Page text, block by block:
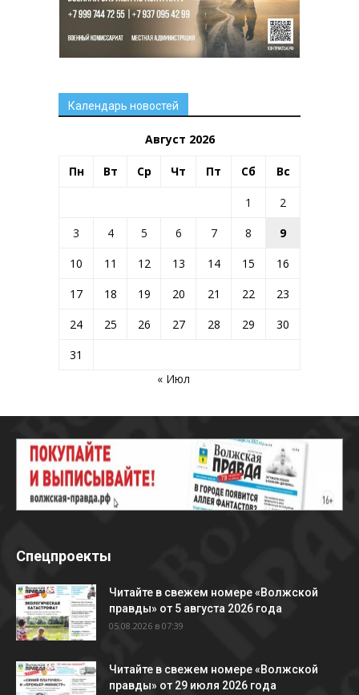
Календарь новостей
Август 2026
Пн Вт Ср Чт Пт Сб Вс
1
2
3
4 5 6 7 8
9
10
11 12 13 14 15
16
17
18 19 20 21 22
23
24
25 26 27 28 29
30
31
« Июл
Спецпроекты
Читайте в свежем номере «Волжской
правды» от 5 августа 2026 года
05.08.2026 в 07:39
Читайте в свежем номере «Волжской
правды» от 29 июля 2026 года